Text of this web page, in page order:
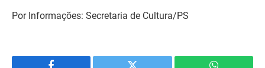
Por Informações: Secretaria de Cultura/PS